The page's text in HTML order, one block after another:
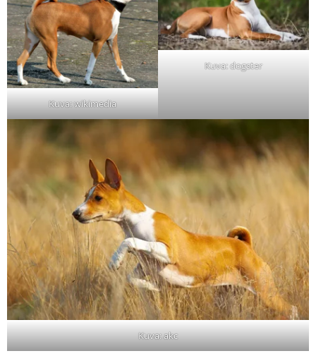
Kuva: wikimedia
Kuva: dogster
Kuva: akc